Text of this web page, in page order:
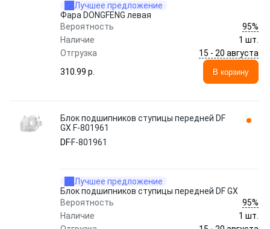
Лучшее предложение
Фара DONGFENG левая
Вероятность
95%
Наличие
1 шт.
Отгрузка
15 - 20 августа
310.99 p.
В корзину
Блок подшипников ступицы передней DF
GX F-801961
DF F-801961
Лучшее предложение
Блок подшипников ступицы передней DF GX
Вероятность
95%
Наличие
1 шт.